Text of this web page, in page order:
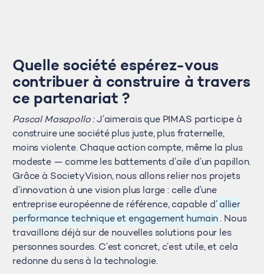
Quelle société espérez-vous
contribuer à construire à travers
ce partenariat ?
Pascal Masapollo :J’aimerais que PIMAS participe à
construire une société plus juste, plus fraternelle,
moins violente. Chaque action compte, même la plus
modeste — comme les battements d’aile d’un papillon.
Grâce à SocietyVision, nous allons relier nos projets
d’innovation à une vision plus large : celle d’une
entreprise européenne de référence, capable d’ allier
performance technique et engagement humain . Nous
travaillons déjà sur de nouvelles solutions pour les
personnes sourdes. C’est concret, c’est utile, et cela
redonne du sens à la technologie.